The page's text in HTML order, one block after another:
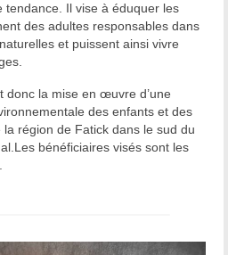
tendance. Il vise à éduquer les
des adultes responsables dans
et puissent ainsi vivre
donc la mise en œuvre d’une
des enfants et des
région de Fatick dans le sud du
bénéficiaires visés sont les